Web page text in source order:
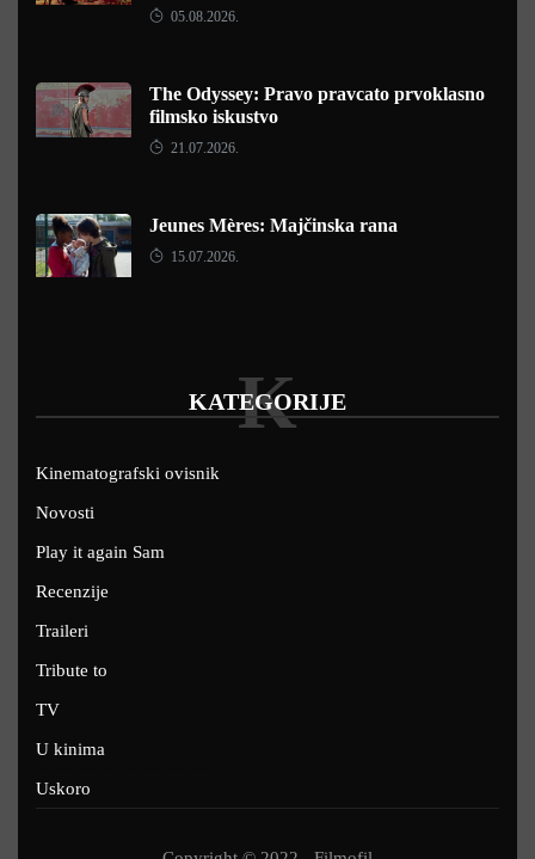
05.08.2026.
The Odyssey: Pravo pravcato prvoklasno
filmsko iskustvo
21.07.2026.
Jeunes Mères: Majčinska rana
15.07.2026.
KATEGORIJE
K
Kinematografski ovisnik
Novosti
Play it again Sam
Recenzije
Traileri
Tribute to
TV
U kinima
Uskoro